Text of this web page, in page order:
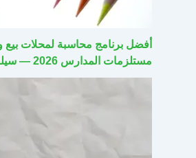
أفضل برنامج محاسبة لمحلات بيع
مستلزمات المدارس 2026 — سيلز اب